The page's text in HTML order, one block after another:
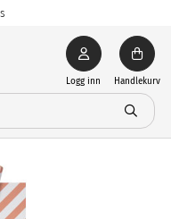
Logg inn Handlekurv